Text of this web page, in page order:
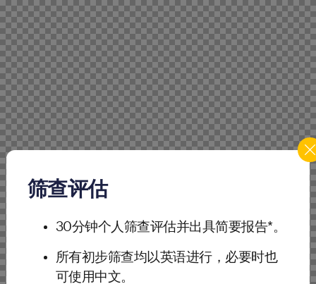
筛查评估
30分钟个人筛查评估并出具简要报告*。
所有初步筛查均以英语进行，必要时也
可使用中文。